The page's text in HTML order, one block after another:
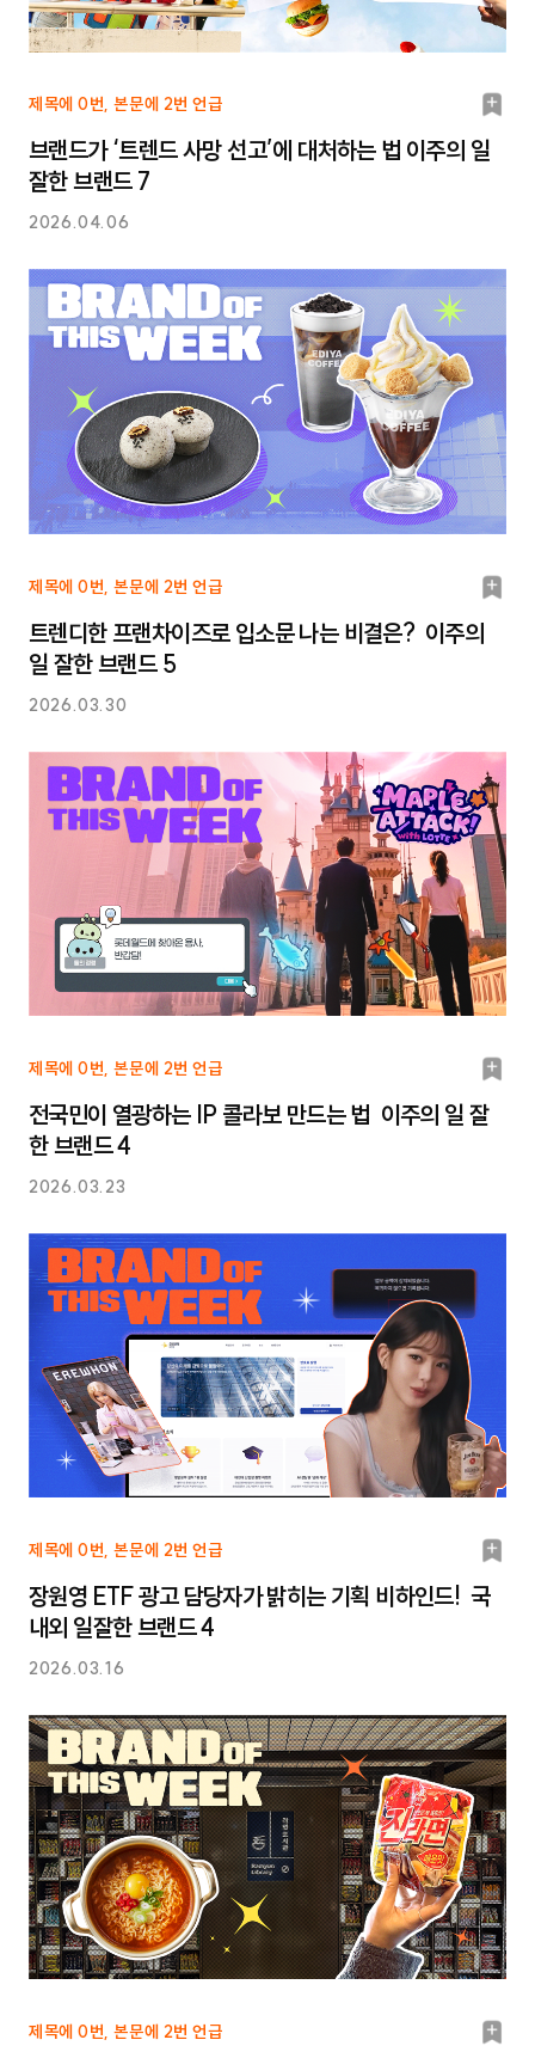
제목에 0번, 본문에 2번 언급
북
마
브랜드가 ‘트렌드 사망 선고’에 대처하는 법 이주의 일
잘한 브랜드 7
2026.04.06
제목에 0번, 본문에 2번 언급
북
마
트렌디한 프랜차이즈로 입소문 나는 비결은? 이주의
일 잘한 브랜드 5
2026.03.30
제목에 0번, 본문에 2번 언급
북
마
전국민이 열광하는 IP 콜라보 만드는 법 이주의 일 잘
한 브랜드 4
2026.03.23
제목에 0번, 본문에 2번 언급
북
마
장원영 ETF 광고 담당자가 밝히는 기획 비하인드! 국
내외 일잘한 브랜드 4
2026.03.16
제목에 0번, 본문에 2번 언급
북